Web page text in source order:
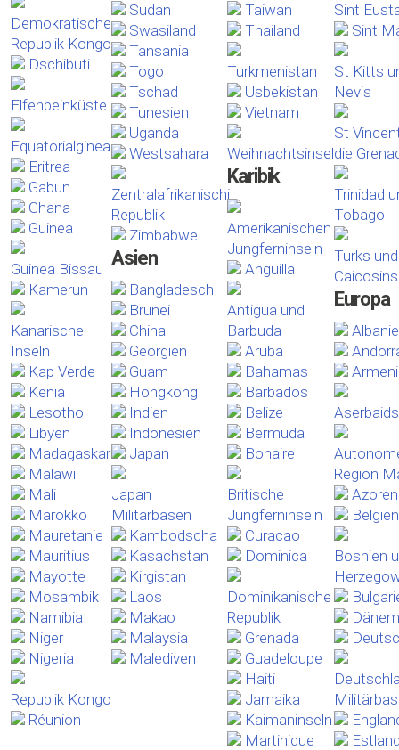
Demokratische
Republik Kongo
Dschibuti
Elfenbeinküste
Equatorialginea
Eritrea
Gabun
Ghana
Guinea
Guinea Bissau
Kamerun
Kanarische
Inseln
Kap Verde
Kenia
Lesotho
Libyen
Madagaskar
Malawi
Mali
Marokko
Mauretanie
Mauritius
Mayotte
Mosambik
Namibia
Niger
Nigeria
Republik Kongo
Réunion
Sudan
Swasiland
Tansania
Togo
Tschad
Tunesien
Uganda
Westsahara
Zentralafrikanischi
Republik
Zimbabwe
Asien
Bangladesch
Brunei
China
Georgien
Guam
Hongkong
Indien
Indonesien
Japan
Japan
Militärbasen
Kambodscha
Kasachstan
Kirgistan
Laos
Makao
Malaysia
Malediven
Taiwan
Thailand
Turkmenistan
Usbekistan
Vietnam
Weihnachtsinsel
Karibik
Amerikanischen
Jungferninseln
Anguilla
Antigua und
Barbuda
Aruba
Bahamas
Barbados
Belize
Bermuda
Bonaire
Britische
Jungferninseln
Curacao
Dominica
Dominikanische
Republik
Grenada
Guadeloupe
Haiti
Jamaika
Kaimaninseln
Martinique
Sint
Sint
St Kitts
Nevis
St
die
Trinidad
Tobago
Turks und
Europa
Region
Azoren
Belgien
Bosnien